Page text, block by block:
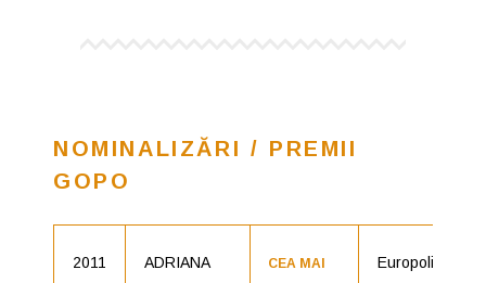
NOMINALIZĂRI / PREMII
GOPO
2011
ADRIANA
CEA MAI
Europolis